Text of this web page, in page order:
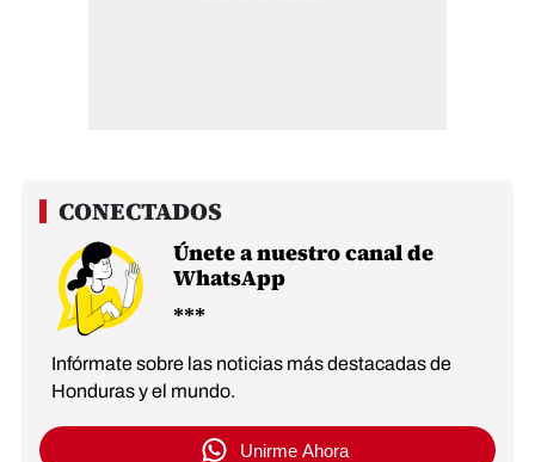
Únete a nuestro canal de
WhatsApp
Infórmate sobre las noticias más destacadas de
Honduras y el mundo.
Unirme Ahora